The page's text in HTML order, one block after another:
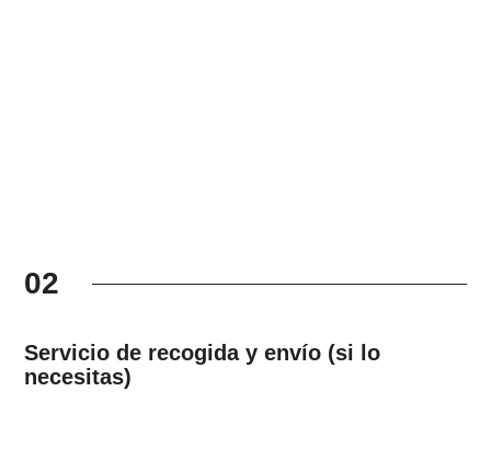
02
Servicio de recogida y envío (si lo
necesitas)